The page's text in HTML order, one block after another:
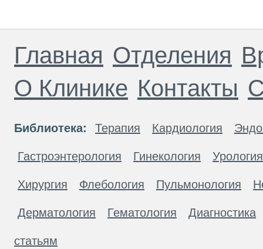
Главная Отделения
О Клинике Контакты
Библиотека: Терапия Кардиология
Гастроэнтерология Гинекология Урология
Хирургия Флебология Пульмонология
Дерматология Гематология Диагностика
статьям